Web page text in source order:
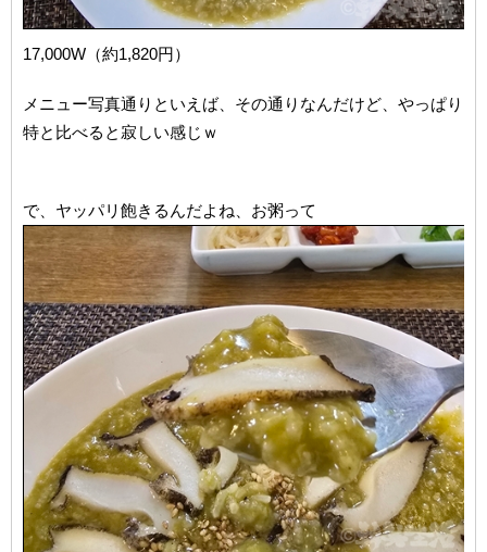
17,000W（約1,820円）
メニュー写真通りといえば、その通りなんだけど、やっぱり
特と比べると寂しい感じｗ
で、ヤッパリ飽きるんだよね、お粥って